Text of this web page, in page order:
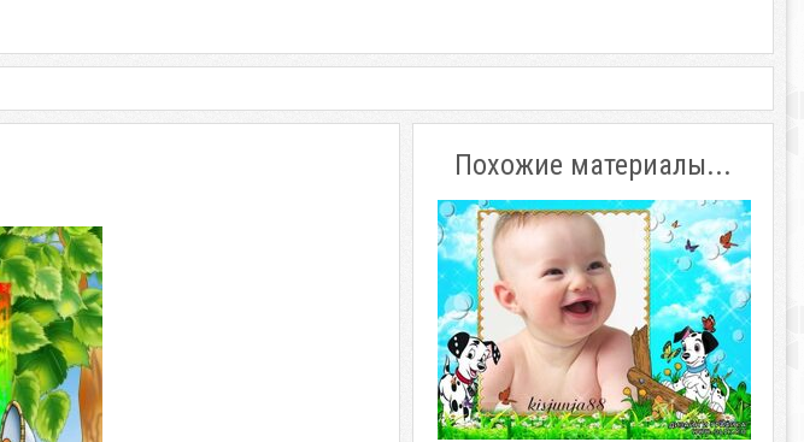
Похожие материалы...